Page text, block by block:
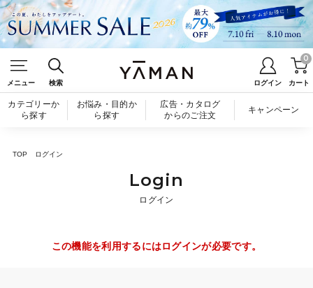
メニュー 検索 ログイン カート
0
カテゴリーか
ら探す
お悩み・目的か
ら探す
広告・カタログ
からのご注文
キャンペーン
TOP ログイン
Login
ログイン
この機能を利用するにはログインが必要です。